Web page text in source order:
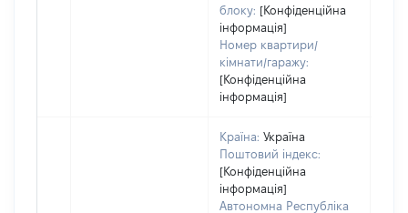
блоку: [Конфіденційна
інформація]
Номер квартири/
кімнати/гаражу:
[Конфіденційна
інформація]
Країна: Україна
Поштовий індекс:
[Конфіденційна
інформація]
Автономна Республіка